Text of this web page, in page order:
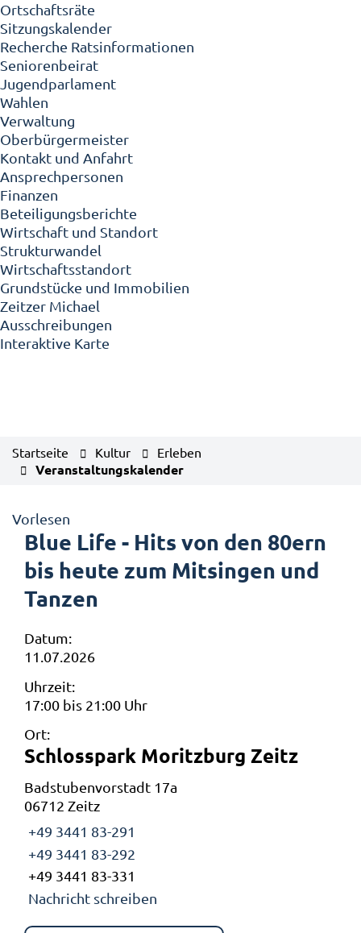
Ortschaftsräte
Sitzungskalender
Recherche Ratsinformationen
Seniorenbeirat
Jugendparlament
Wahlen
Verwaltung
Oberbürgermeister
Kontakt und Anfahrt
Ansprechpersonen
Finanzen
Beteiligungsberichte
Wirtschaft und Standort
Strukturwandel
Wirtschaftsstandort
Grundstücke und Immobilien
Zeitzer Michael
Ausschreibungen
Interaktive Karte
Startseite Kultur Erleben
Veranstaltungskalender
Vorlesen
Blue Life - Hits von den 80ern
bis heute zum Mitsingen und
Tanzen
Datum:
11.07.2026
Uhrzeit:
17:00 bis 21:00 Uhr
Ort:
Schlosspark Moritzburg Zeitz
Badstubenvorstadt 17a
06712 Zeitz
+49 3441 83-291
+49 3441 83-292
+49 3441 83-331
Nachricht schreiben